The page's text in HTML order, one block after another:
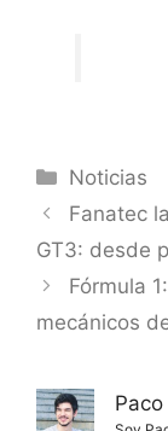
Categorías
Noticias
Fanatec
GT3: desde
Fórmula
mecánicos